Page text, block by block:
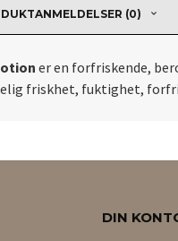
(0)
er en forfriskende,
friskhet, fuktighet,
DIN